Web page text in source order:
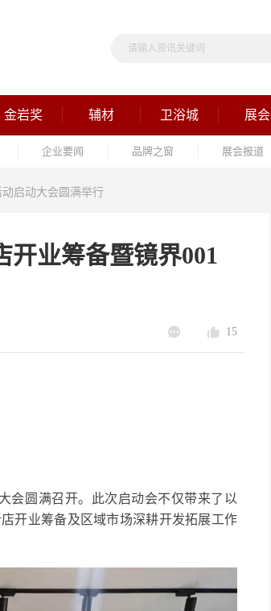
金岩奖 辅材 卫浴城 展会
企业要闻 品牌之窗 展会报道
启动大会圆满举行
开业筹备暨镜界001
15
会圆满召开。此次启动会不仅带来了以
开业筹备及区域市场深耕开发拓展工作